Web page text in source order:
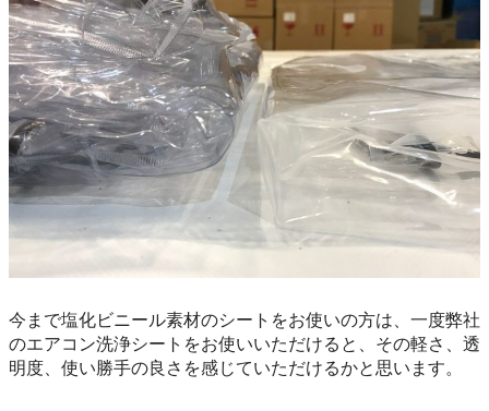
今まで塩化ビニール素材のシートをお使いの方は、一度弊社
のエアコン洗浄シートをお使いいただけると、その軽さ、透
明度、使い勝手の良さを感じていただけるかと思います。